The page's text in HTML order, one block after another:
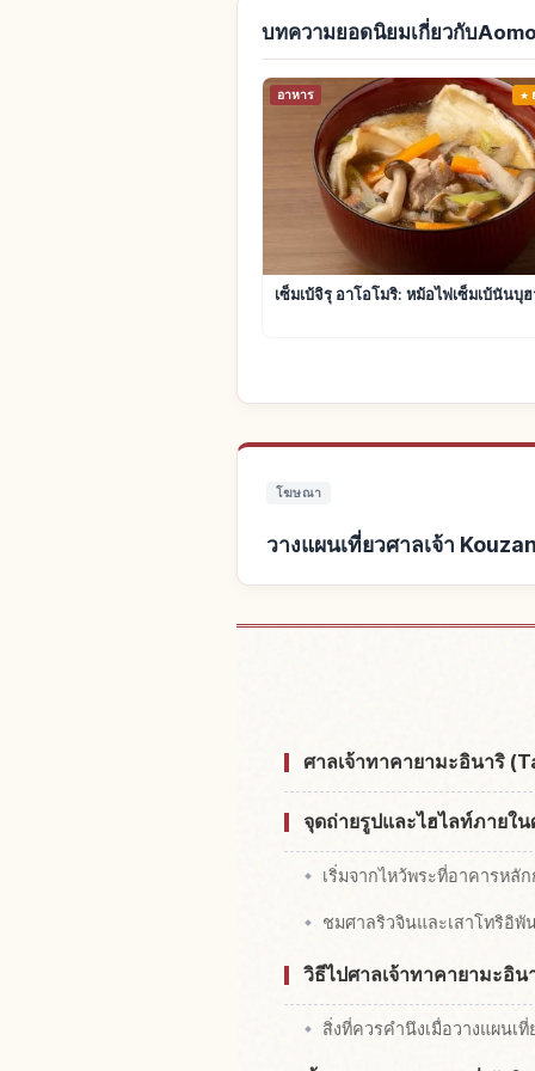
บทความยอดนิยมเกี่ยวกับ
อาหาร
เซ็มเบ้จิรุ อาโอโมริ: หม้อไฟเซ็มเบ้นันบุ
โฆษณา
วางแผนเที่ยวศาลเจ้า
ศาลเจ้าทาคายามะอินาริ
จุดถ่ายรูปและไฮไลท์ภายใ
เริ่มจากไหว้พระที่อาคารหลั
ชมศาลริวจินและเสาโทริอิ
วิธีไปศาลเจ้าทาคายามะอิน
สิ่งที่ควรคำนึงเมื่อวางแผนเ